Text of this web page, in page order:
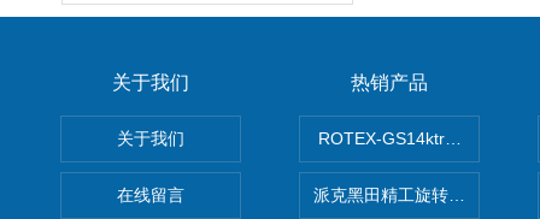
关于我们
关于我们
在线留言
热销产品
ROTEX-GS14ktr梅花连轴器
派克黑田精工旋转气缸